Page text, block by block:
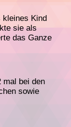
kleines Kind
sie als
das Ganze
mal bei den
sowie